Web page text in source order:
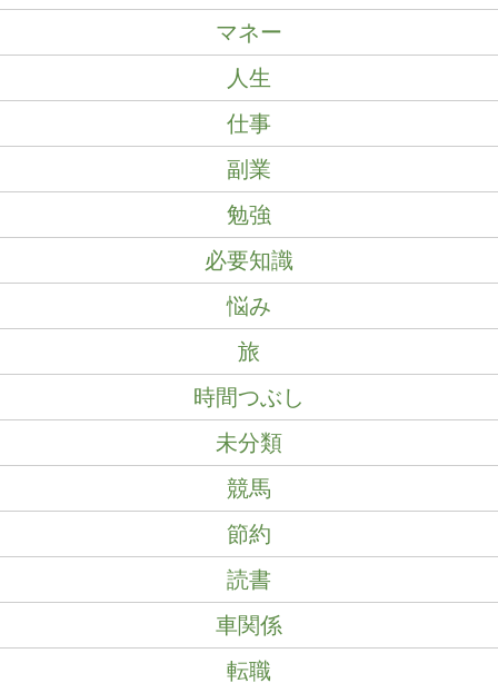
マネー
人生
仕事
副業
勉強
必要知識
悩み
旅
時間つぶし
未分類
競馬
節約
読書
車関係
転職